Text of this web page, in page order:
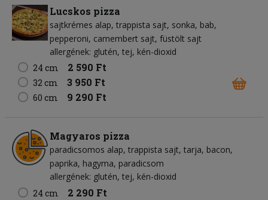
Lucskos pizza
sajtkrémes alap trappista sajt sonka bab
pepperoni camembert sajt füstölt sajt
allergének: glutén, tej, kén-dioxid
24 cm
2 590 Ft
32 cm 3 950 Ft
60 cm 9 290 Ft
Magyaros pizza
paradicsomos alap trappista sajt tarja bacon
paprika hagyma paradicsom
allergének: glutén, tej, kén-dioxid
24 cm
2 290 Ft